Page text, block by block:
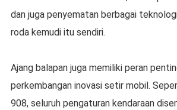
dan juga penyematan berbagai
roda kemudi itu sendiri.
Ajang balapan juga memiliki peran
perkembangan inovasi setir mobil.
908, seluruh pengaturan kendaraan